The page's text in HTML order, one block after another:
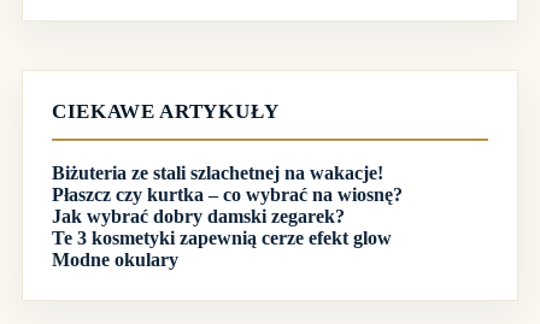
CIEKAWE ARTYKUŁY
Biżuteria ze stali szlachetnej na wakacje!
Płaszcz czy kurtka – co wybrać na wiosnę?
Jak wybrać dobry damski zegarek?
Te 3 kosmetyki zapewnią cerze efekt glow
Modne okulary